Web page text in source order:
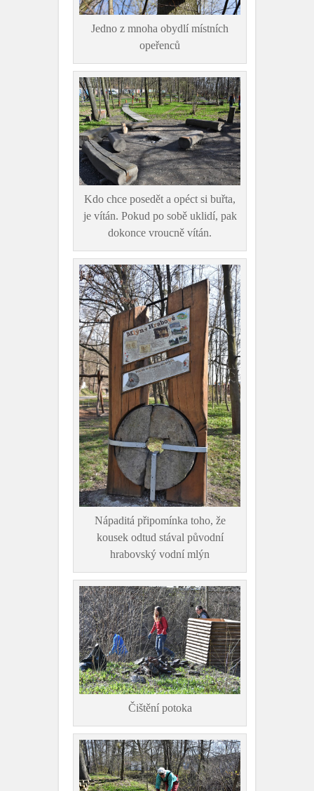
Jedno z mnoha obydlí místních
opeřenců
Kdo chce posedět a opéct si buřta,
je vítán. Pokud po sobě uklidí, pak
dokonce vroucně vítán.
Nápaditá připomínka toho, že
kousek odtud stával původní
hrabovský vodní mlýn
Čištění potoka